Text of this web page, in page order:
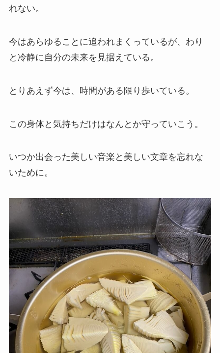
れない。
今はあらゆることに追われまくっているが、わり
と冷静に自分の未来を見据えている。
とりあえず今は、時間がある限り歩いている。
この身体と気持ちだけはなんとか守っていこう。
いつか出会った美しい音楽と美しい文章を忘れな
いために。